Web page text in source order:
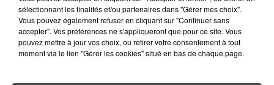
Juke-Box RCA, c'est tous les jours, du lundi
au vendredi, de 13 heures à 16 heures : les
plus beaux souvenirs musicaux et un beau
sélectionnant les finalités et/ou partenaires dans "Gérer mes choix".
Vous pouvez également refuser en cliquant sur "Continuer sans
accepter". Vos préférences ne s'appliqueront que pour ce site. Vous
pouvez mettre à jour vos choix, ou retirer votre consentement à tout
moment via le lien "Gérer les cookies" situé en bas de chaque page.